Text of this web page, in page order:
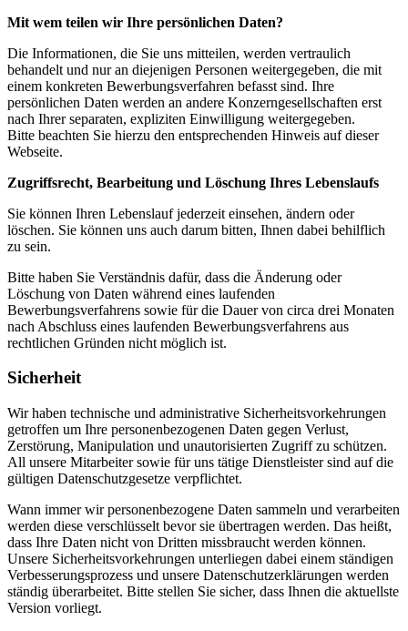
Mit wem teilen wir Ihre persönlichen Daten?
Die Informationen, die Sie uns mitteilen, werden vertraulich
behandelt und nur an diejenigen Personen weitergegeben, die mit
einem konkreten Bewerbungsverfahren befasst sind. Ihre
persönlichen Daten werden an andere Konzerngesellschaften erst
nach Ihrer separaten, expliziten Einwilligung weitergegeben.
Bitte beachten Sie hierzu den entsprechenden Hinweis auf dieser
Webseite.
Zugriffsrecht, Bearbeitung und Löschung Ihres Lebenslaufs
Sie können Ihren Lebenslauf jederzeit einsehen, ändern oder
löschen. Sie können uns auch darum bitten, Ihnen dabei behilflich
zu sein.
Bitte haben Sie Verständnis dafür, dass die Änderung oder
Löschung von Daten während eines laufenden
Bewerbungsverfahrens sowie für die Dauer von circa drei Monaten
nach Abschluss eines laufenden Bewerbungsverfahrens aus
rechtlichen Gründen nicht möglich ist.
Sicherheit
Wir haben technische und administrative Sicherheitsvorkehrungen
getroffen um Ihre personenbezogenen Daten gegen Verlust,
Zerstörung, Manipulation und unautorisierten Zugriff zu schützen.
All unsere Mitarbeiter sowie für uns tätige Dienstleister sind auf die
gültigen Datenschutzgesetze verpflichtet.
Wann immer wir personenbezogene Daten sammeln und verarbeiten
werden diese verschlüsselt bevor sie übertragen werden. Das heißt,
dass Ihre Daten nicht von Dritten missbraucht werden können.
Unsere Sicherheitsvorkehrungen unterliegen dabei einem ständigen
Verbesserungsprozess und unsere Datenschutzerklärungen werden
ständig überarbeitet. Bitte stellen Sie sicher, dass Ihnen die aktuellste
Version vorliegt.